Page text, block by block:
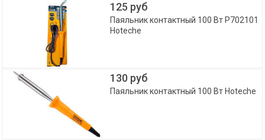
125 руб
Паяльник контактный 100 Вт P702101
Hoteche
130 руб
Паяльник контактный 100 Вт Hoteche